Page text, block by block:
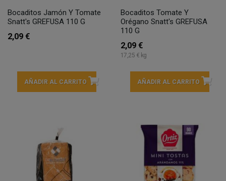
Bocaditos Jamón Y Tomate
Snatt's GREFUSA 110 G
2,09 €
AÑADIR AL CARRITO
Bocaditos Tomate Y
Orégano Snatt's GREFUSA
110 G
2,09 €
17,25 € kg
AÑADIR AL CARRITO